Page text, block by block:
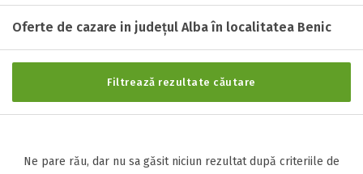
Oferte de cazare in județul Alba în localitatea Benic
Filtrează rezultate căutare
Neclasificat
2 stele / margarete
3 stele / margarete
Ne pare rău, dar nu sa găsit niciun rezultat după criteriile de